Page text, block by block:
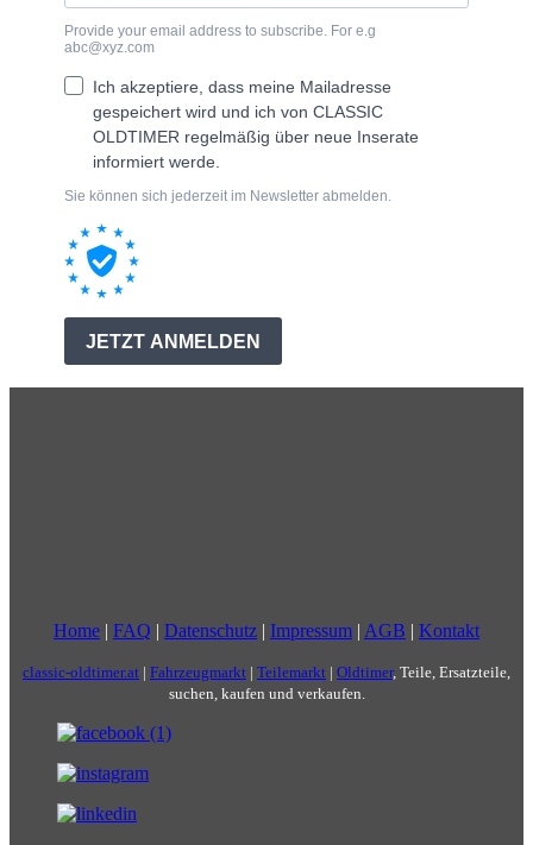
Home | FAQ | Datenschutz | Impressum | AGB | Kontakt
classic-oldtimer.at | Fahrzeugmarkt | Teilemarkt | Oldtimer, Teile, Ersatzteile,
suchen, kaufen und verkaufen.